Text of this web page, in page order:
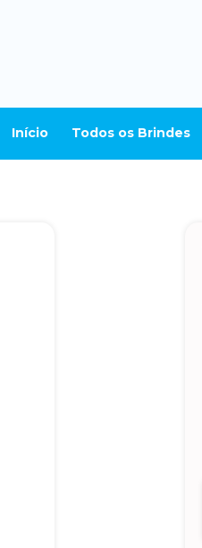
Início Todos os Brindes